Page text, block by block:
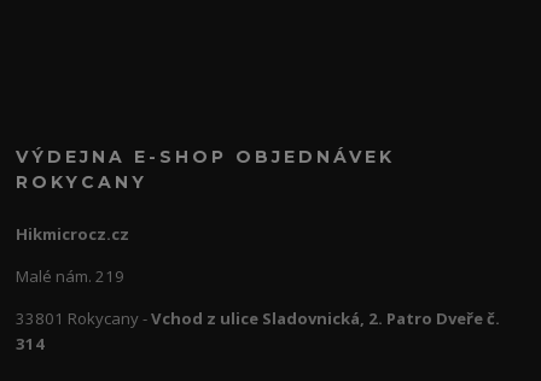
VÝDEJNA E-SHOP OBJEDNÁVEK
ROKYCANY
Hikmicrocz.cz
Malé nám. 219
33801 Rokycany -Vchod z ulice Sladovnická, 2. Patro Dveře č.
314